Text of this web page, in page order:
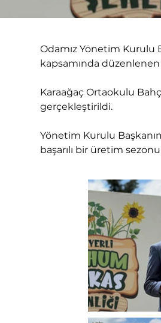
Odamız Yönetim Kurulu
kapsamında düzenlenen
Karaağaç Ortaokulu
gerçekleştirildi.
Yönetim Kurulu
başarılı bir üretim